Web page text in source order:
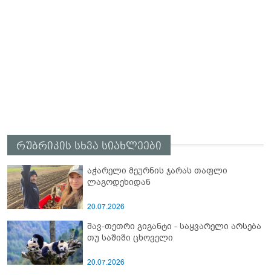
რუბრიკის სხვა სიახლეები
აჭარელი მეურნის ჯარას თაფლი
ლაგოდეხიდან
20.07.2026
შავ-თეთრი გიგანტი - საყვარელი არსება
თუ საშიში ცხოველი
20.07.2026